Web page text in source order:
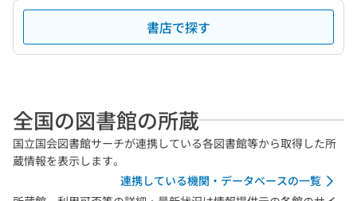
書店で探す
全国の図書館の所蔵
国立国会図書館サーチが連携している各図書館等から取得した所
蔵情報を表示します。
連携している機関・データベースの一覧